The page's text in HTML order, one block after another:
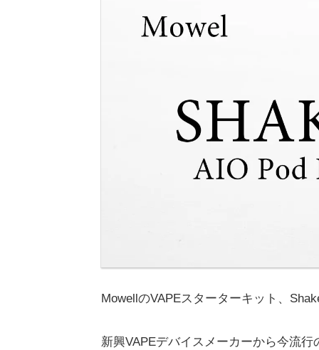
MowellのVAPEスターターキット、
新興VAPEデバイスメーカーから今流